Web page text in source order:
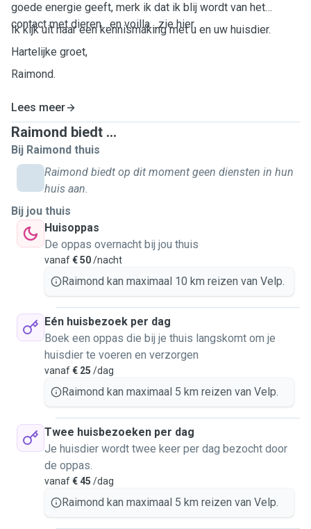
goede energie geeft, merk ik dat ik blij wordt van het
contact met dieren....en voilla....zie hier.
Ik kijk uit naar een kennismaking met u en uw huisdier.
Hartelijke groet,
Raimond.
Lees meer
Raimond biedt ...
Bij Raimond thuis
Raimond biedt op dit moment geen diensten in hun
huis aan.
Bij jou thuis
Huisoppas
De oppas overnacht bij jou thuis
vanaf€ 50/nacht
Raimond kan maximaal 10 km reizen van Velp.
Eén huisbezoek per dag
Boek een oppas die bij je thuis langskomt om je
huisdier te voeren en verzorgen
vanaf€ 25 /dag
Raimond kan maximaal 5 km reizen van Velp.
Twee huisbezoeken per dag
Je huisdier wordt twee keer per dag bezocht door
de oppas.
vanaf€ 45 /dag
Raimond kan maximaal 5 km reizen van Velp.